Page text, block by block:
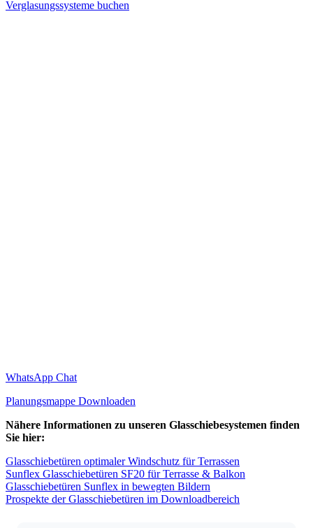
Verglasungssysteme buchen
WhatsApp Chat
Planungsmappe Downloaden
Nähere Informationen zu unseren Glasschiebesystemen finden
Sie hier:
Glasschiebetüren optimaler Windschutz für Terrassen
Sunflex Glasschiebetüren SF20 für Terrasse & Balkon
Glasschiebetüren Sunflex in bewegten Bildern
Prospekte der Glasschiebetüren im Downloadbereich